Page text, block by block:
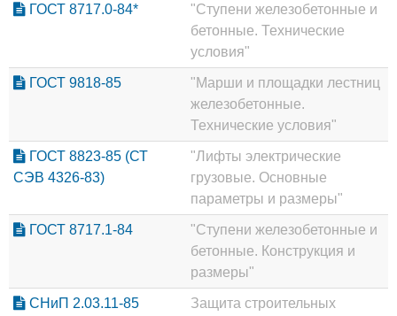
ГОСТ 8717.0-84*
"Ступени железобетонные и
бетонные. Технические
условия"
ГОСТ 9818-85
"Марши и площадки лестниц
железобетонные.
Технические условия"
ГОСТ 8823-85 (СТ
СЭВ 4326-83)
"Лифты электрические
грузовые. Основные
параметры и размеры"
ГОСТ 8717.1-84
"Ступени железобетонные и
бетонные. Конструкция и
размеры"
СНиП 2.03.11-85
Защита строительных